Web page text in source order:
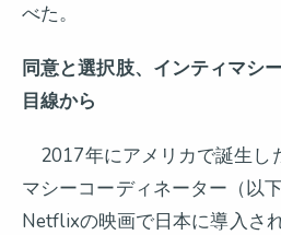
べた。
同意と選択肢、インティマシ
目線から
2017年にアメリカで誕生し
マシーコーディネーター（以
Netflixの映画で日本に導入さ